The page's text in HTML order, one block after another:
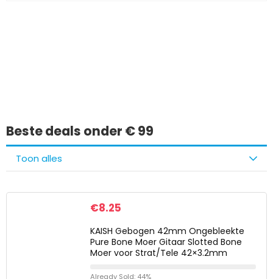
Beste deals onder € 99
Toon alles
€8.25
KAISH Gebogen 42mm Ongebleekte
Pure Bone Moer Gitaar Slotted Bone
Moer voor Strat/Tele 42×3.2mm
Already Sold: 44%